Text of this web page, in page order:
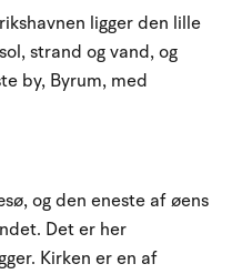
ligger den lille
strand og vand, og
by, Byrum, med
og den eneste af øens
Det er her
Kirken er en af